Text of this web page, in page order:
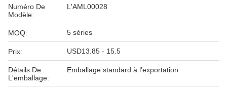
Numéro De
Modèle:
L'AML00028
MOQ: 5 séries
Prix: USD13.85 - 15.5
Détails De
L'emballage:
Emballage standard à l'exportation